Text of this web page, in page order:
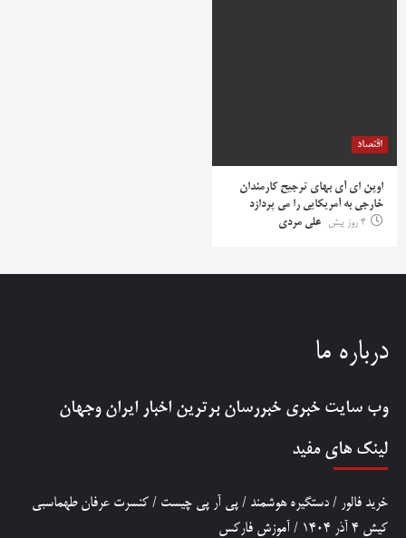
اقتصاد
اوپن ای آی بهای ترجیح کارمندان
خارجی به آمریکایی را می پردازد
4 روز پیش
علی مردی
درباره ما
وب سایت خبری خبررسان برترین اخبار ایران وجهان
لینک های مفید
خرید فالور / دستگیره هوشمند / پی آر پی چیست / کنسرت عرفان طهماسبی
کیش 4 آذر 1404
/ آموزش فارکس